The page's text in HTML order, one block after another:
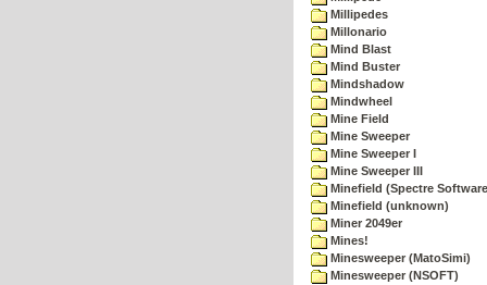
Millipedes
Millonario
Mind Blast
Mind Buster
Mindshadow
Mindwheel
Mine Field
Mine Sweeper
Mine Sweeper I
Mine Sweeper III
Minefield (Spectre
Minefield (unknown)
Miner 2049er
Mines!
Minesweeper (MatoSimi)
Minesweeper (NSOFT)